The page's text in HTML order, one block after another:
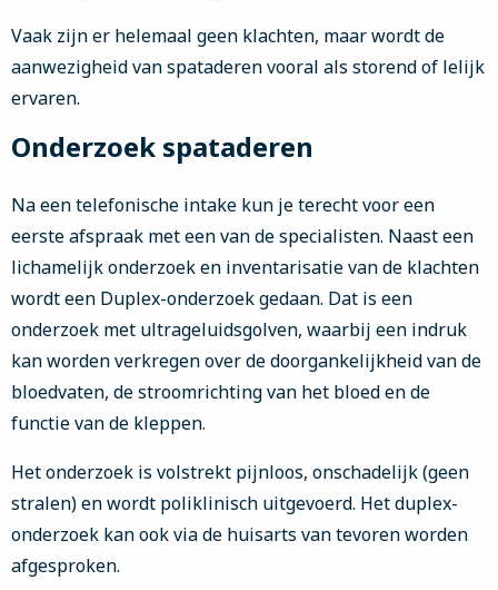
Vaak zijn er helemaal geen klachten, maar wordt de
aanwezigheid van spataderen vooral als storend of lelijk
ervaren.
Onderzoek spataderen
Na een telefonische intake kun je terecht voor een
eerste afspraak met een van de specialisten. Naast een
lichamelijk onderzoek en inventarisatie van de klachten
wordt een Duplex-onderzoek gedaan. Dat is een
onderzoek met ultrageluidsgolven, waarbij een indruk
kan worden verkregen over de doorgankelijkheid van de
bloedvaten, de stroomrichting van het bloed en de
functie van de kleppen.
Het onderzoek is volstrekt pijnloos, onschadelijk (geen
stralen) en wordt poliklinisch uitgevoerd. Het duplex-
onderzoek kan ook via de huisarts van tevoren worden
afgesproken.